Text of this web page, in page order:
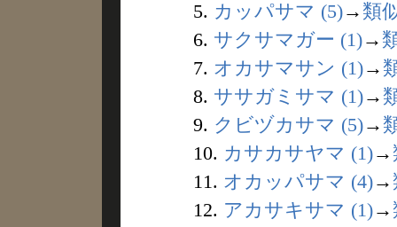
5. カッパサマ (5)→ 類
6. サクサマガー (1)→
7. オカサマサン (1)→
8. ササガミサマ (1)→
9. クビヅカサマ (5)→
10. カサカサヤマ (1)→
11. オカッパサマ (4)→
12. アカサキサマ (1)→